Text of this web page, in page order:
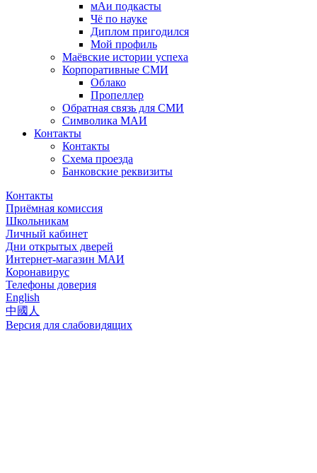
мАи подкасты
Чё по науке
Диплом пригодился
Мой профиль
Маёвские истории успеха
Корпоративные СМИ
Облако
Пропеллер
Обратная связь для СМИ
Символика МАИ
Контакты
Контакты
Схема проезда
Банковские реквизиты
Контакты
Приёмная комиссия
Школьникам
Личный кабинет
Дни открытых дверей
Интернет-магазин МАИ
Коронавирус
Телефоны доверия
English
中國人
Версия для слабовидящих